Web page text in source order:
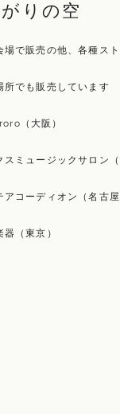
りの空
場で販売の他、各種ス
所でも販売しています
（大阪）
スミュージックサロン（
アコーディオン（名古屋
（東京）